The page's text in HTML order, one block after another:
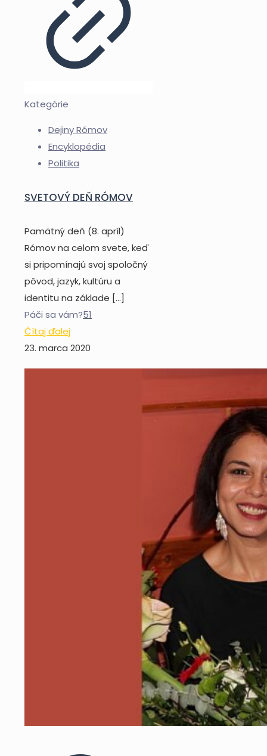
Kategórie
Dejiny Rómov
Encyklopédia
Politika
SVETOVÝ DEŇ RÓMOV
Pamätný deň (8. apríl)
Rómov na celom svete, keď
si pripomínajú svoj spoločný
pôvod, jazyk, kultúru a
identitu na základe […]
Páči sa vám?51
Čítaj ďalej
23. marca 2020